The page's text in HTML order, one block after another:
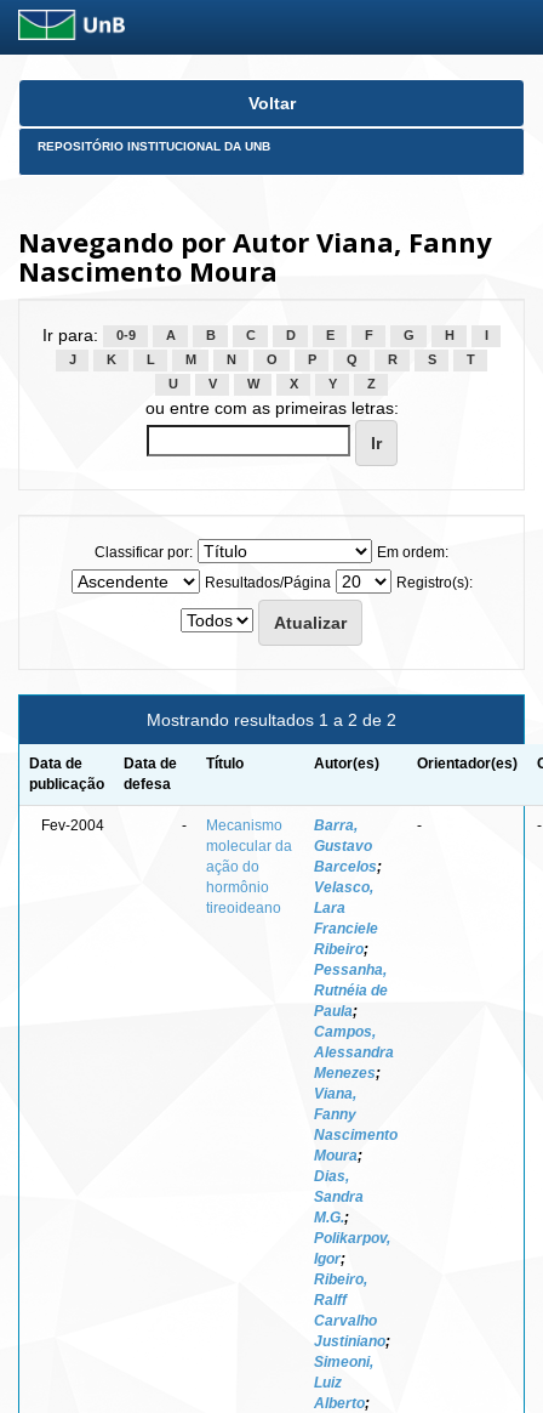
Skip
Voltar
REPOSITÓRIO INSTITUCIONAL DA UNB
Navegando por Autor Viana, Fanny
Nascimento Moura
Ir para: 0-9 A B C D E F G H
J
K L M N O P Q R S
T
U
V W X Y Z
ou entre com as primeiras letras:
Classificar por:
Em ordem:
Resultados/Página
Registro(s):
Mostrando resultados 1 a 2 de 2
Data de
publicação
Data de
defesa
Título Autor(es) Orientador(es)
Fev-2004 -
Mecanismo
molecular da
ação do
hormônio
tireoideano
Barra,
Gustavo
Barcelos;
Velasco,
Lara
Franciele
Ribeiro;
Pessanha,
Rutnéia de
Paula;
Campos,
Alessandra
Menezes;
Viana,
Fanny
Nascimento
Moura;
Dias,
Sandra
M.G.;
Polikarpov,
Igor;
Ribeiro,
Ralff
Carvalho
Justiniano;
Simeoni,
Luiz
Alberto;
- -